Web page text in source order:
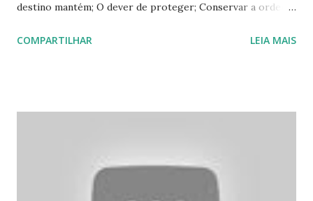
destino mantém; O dever de proteger; Conservar a ordem
seu destino; Ao próximo a tudo dai; Defenda-o como se
COMPARTILHAR LEIA MAIS